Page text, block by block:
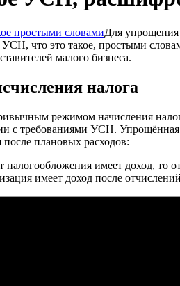
Для упрощения
УСН, что это такое, простыми
малого бизнеса.
налога
режимом начисления
с требованиями УСН.
после плановых расходов:
налогообложения имеет доход, то
имеет доход после